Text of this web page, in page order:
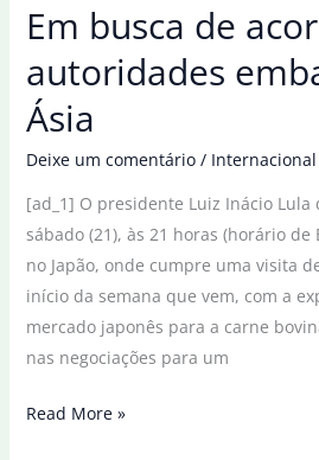
Ásia
Leste
Em busca de
autoridades
Ásia
Deixe um comentário / Internacional
[ad_1] O presidente Luiz Inácio Lula
sábado (21), às 21 horas (horário
no Japão, onde cumpre uma visita
início da semana que vem, com a
mercado japonês para a carne
nas negociações para um
Em
Read More »